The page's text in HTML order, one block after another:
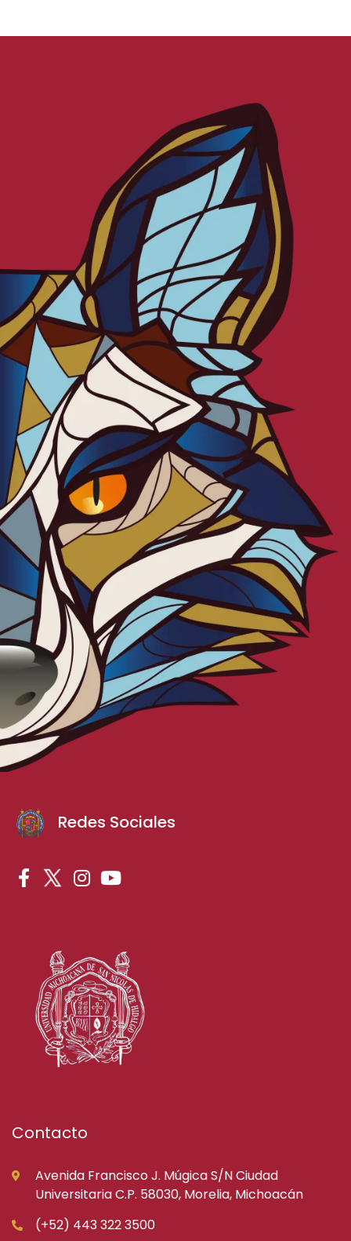
Redes Sociales
Contacto
Avenida Francisco J. Múgica S/N Ciudad
Universitaria C.P. 58030, Morelia, Michoacán
(+52) 443 322 3500